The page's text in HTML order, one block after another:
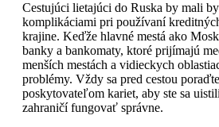
Cestujúci lietajúci do Ruska by mali
komplikáciami pri používaní
krajine. Keďže hlavné mestá ako
banky a bankomaty, ktoré prijímajú
menších mestách a vidieckych
problémy. Vždy sa pred cestou
poskytovateľom kariet, aby ste sa
zahraničí fungovať správne.